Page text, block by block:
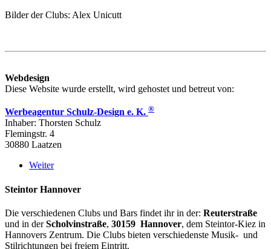
Bilder der Clubs: Alex Unicutt
Webdesign
Diese Website wurde erstellt, wird gehostet und betreut von:
Werbeagentur Schulz-Design e. K. ®
Inhaber: Thorsten Schulz
Flemingstr. 4
30880 Laatzen
Weiter
Steintor Hannover
Die verschiedenen Clubs und Bars findet ihr in der: Reuterstraße
und in derScholvinstraße, 30159 Hannover, dem Steintor-Kiez in
Hannovers Zentrum. Die Clubs bieten verschiedenste Musik- und
Stilrichtungen bei freiem Eintritt.